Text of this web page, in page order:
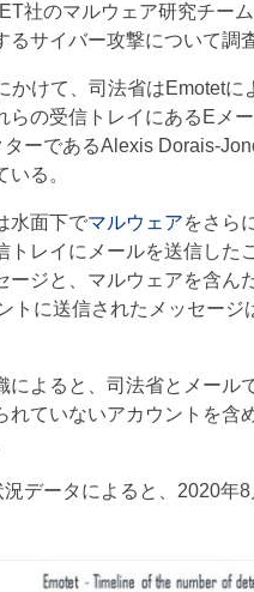
社のマルウェア研究チー
サイバー攻撃について調
けて、司法省はEmotetに
の受信トレイにあるEメ
ーであるAlexis Dorais-
る。
水面下でマルウェアをさら
トレイにメールを送信した
ージと、マルウェアを含ん
トに送信されたメッセー
よると、司法省とメール
れていないアカウントを含
データによると、2020年8